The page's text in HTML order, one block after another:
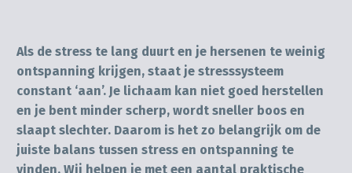
Als de stress te lang duurt en je hersenen te weinig
ontspanning krijgen, staat je stresssysteem
constant ‘aan’. Je lichaam kan niet goed herstellen
en je bent minder scherp, wordt sneller boos en
slaapt slechter. Daarom is het zo belangrijk om de
juiste balans tussen stress en ontspanning te
vinden. Wij helpen je met een aantal praktische